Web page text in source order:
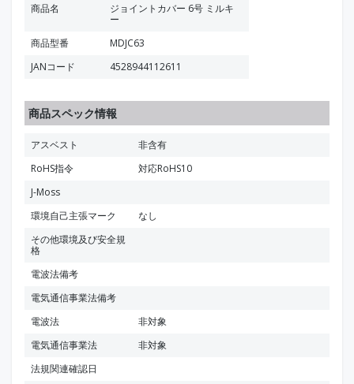
商品名
ジョイントカバー 6号 ミルキ
ー
商品型番
MDJC63
JANコード
4528944112611
商品スペック情報
アスベスト
非含有
RoHS指令
対応RoHS10
J-Moss
環境自己主張マーク
なし
その他環境及び安全規
格
電波法備考
電気通信事業法備考
電波法
非対象
電気通信事業法
非対象
法規関連確認日